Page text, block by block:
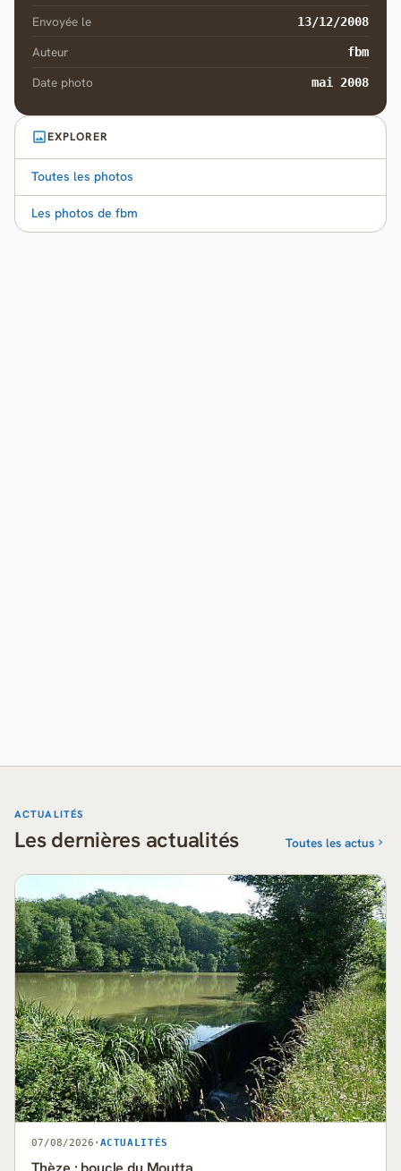
Envoyée le 13/12/2008
Auteur fbm
Date photo mai 2008
EXPLORER
Toutes les photos
Les photos de fbm
ACTUALITÉS
Les dernières actualités Toutes les actus
07/08/2026 · ACTUALITÉS